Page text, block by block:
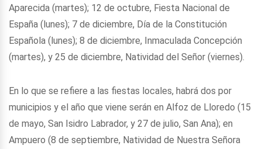
Aparecida (martes); 12 de octubre, Fiesta Nacional de
España (lunes); 7 de diciembre, Día de la Constitución
Española (lunes); 8 de diciembre, Inmaculada Concepción
(martes), y 25 de diciembre, Natividad del Señor (viernes).
En lo que se refiere a las fiestas locales, habrá dos por
municipios y el año que viene serán en Alfoz de Lloredo (15
de mayo, San Isidro Labrador, y 27 de julio, San Ana); en
Ampuero (8 de septiembre, Natividad de Nuestra Señora